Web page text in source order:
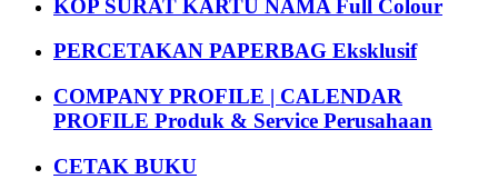
KOP SURAT KARTU NAMA Full Colour
PERCETAKAN PAPERBAG Eksklusif
COMPANY PROFILE | CALENDAR
PROFILE Produk & Service Perusahaan
CETAK BUKU